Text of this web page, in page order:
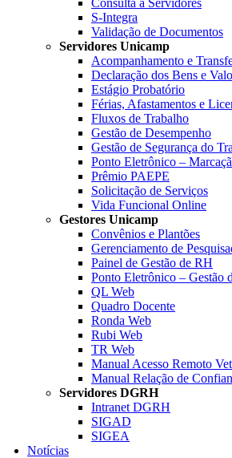
S-Integra
Validação de Documentos
Servidores Unicamp
Acompanhamento e
Declaração dos Bens e
Estágio Probatório
Férias, Afastamentos e
Fluxos de Trabalho
Gestão de Desempenho
Gestão de Segurança do
Ponto Eletrônico –
Prêmio PAEPE
Solicitação de Serviços
Vida Funcional Online
Gestores Unicamp
Convênios e Plantões
Gerenciamento de
Painel de Gestão de RH
Ponto Eletrônico – Gestão
QL Web
Quadro Docente
Ronda Web
Rubi Web
TR Web
Manual Acesso Remoto
Manual Relação de
Servidores DGRH
Intranet DGRH
SIGAD
SIGEA
Notícias